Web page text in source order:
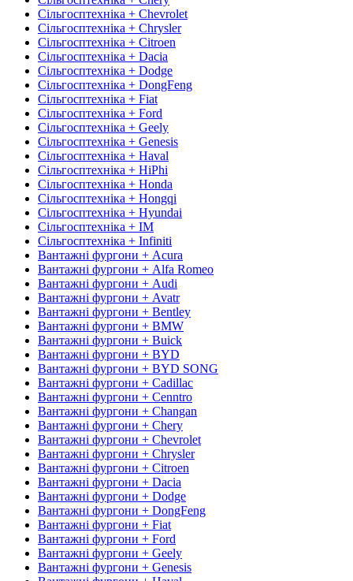
Сільгосптехніка + Chevrolet
Сільгосптехніка + Chrysler
Сільгосптехніка + Citroen
Сільгосптехніка + Dacia
Сільгосптехніка + Dodge
Сільгосптехніка + DongFeng
Сільгосптехніка + Fiat
Сільгосптехніка + Ford
Сільгосптехніка + Geely
Сільгосптехніка + Genesis
Сільгосптехніка + Haval
Сільгосптехніка + HiPhi
Сільгосптехніка + Honda
Сільгосптехніка + Hongqi
Сільгосптехніка + Hyundai
Сільгосптехніка + IM
Сільгосптехніка + Infiniti
Вантажні фургони + Acura
Вантажні фургони + Alfa Romeo
Вантажні фургони + Audi
Вантажні фургони + Avatr
Вантажні фургони + Bentley
Вантажні фургони + BMW
Вантажні фургони + Buick
Вантажні фургони + BYD
Вантажні фургони + BYD SONG
Вантажні фургони + Cadillac
Вантажні фургони + Cenntro
Вантажні фургони + Changan
Вантажні фургони + Chery
Вантажні фургони + Chevrolet
Вантажні фургони + Chrysler
Вантажні фургони + Citroen
Вантажні фургони + Dacia
Вантажні фургони + Dodge
Вантажні фургони + DongFeng
Вантажні фургони + Fiat
Вантажні фургони + Ford
Вантажні фургони + Geely
Вантажні фургони + Genesis